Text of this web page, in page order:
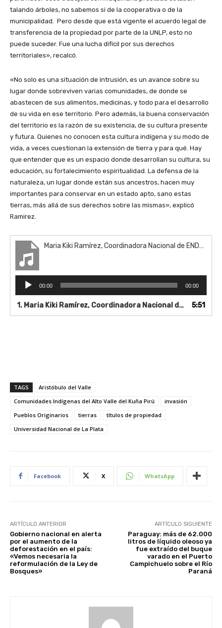
talando árboles, no sabemos si de la cooperativa o de la
municipalidad. Pero desde que está vigente el acuerdo legal de
transferencia de la propiedad por parte de la UNLP, esto no
puede suceder. Fue una lucha difícil por sus derechos
territoriales», recalcó.
«No solo es una situación de intrusión, es un avance sobre su
lugar donde sobreviven varias comunidades, de donde se
abastecen de sus alimentos, medicinas, y todo para el desarrollo
de su vida en ese territorio. Pero además, la buena conservación
del territorio es la razón de su existencia, de su cultura presente
y futura. Quienes no conocen esta cultura indígena y su modo de
vida, a veces cuestionan la extensión de tierra y para qué. Hay
que entender que es un espacio donde desarrollan su cultura, su
educación, su fortalecimiento espiritualidad. La defensa de la
naturaleza, un lugar donde están sus ancestros, hacen muy
importantes para conservar en un estado apto, sano estas
tierras, más allá de sus derechos sobre las mismas», explicó
Ramirez.
Maria Kiki Ramírez, Coordinadora Nacional de ENDEPA RADIO LIBERTAD
p
r
d
e
a
u
00:00 00:00
1. Maria Kiki Ramírez, Coordinadora Nacional de ENDEPA RADIO LIBERTAD 5:51
TAGS
Aristóbulo del Valle
Comunidades Indígenas del Alto Valle del Kuña Pirú
invasión
Pueblos Originarios
tierras
títulos de propiedad
Universidad Nacional de La Plata
Facebook X WhatsApp
ARTÍCULO ANTERIOR
Gobierno nacional en alerta
por el aumento de la
deforestación en el país:
«Vemos necesaria la
reformulación de la Ley de
Bosques»
ARTÍCULO SIGUIENTE
Paraguay: más de 62.000
litros de líquido oleoso ya
fue extraído del buque
varado en el Puerto
Campichuelo sobre el Río
Paraná